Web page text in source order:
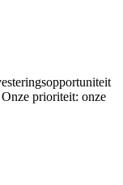
prioriteit: onze